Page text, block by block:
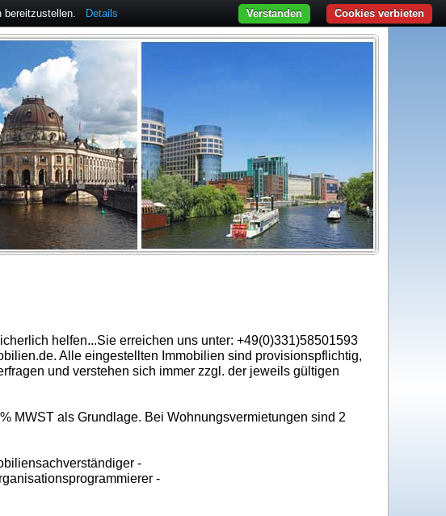
helfen...Sie erreichen uns unter: +49(0)331)58501593
Alle eingestellten Immobilien sind provisionspflichtig,
und verstehen sich immer zzgl. der jeweils gültigen
MWST als Grundlage. Bei Wohnungsvermietungen sind 2
-
-
bereitzustellen. Details Cookies verbieten
Verstanden